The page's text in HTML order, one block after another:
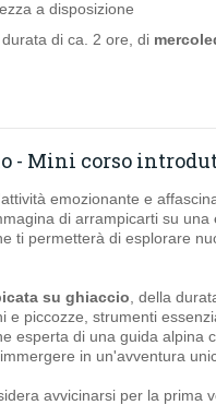
a disposizione
di ca. 2 ore, di
- Mini corso
emozionante e
di arrampicarti su una
ti permetterà di esplorare
su ghiaccio , della
e piccozze, strumenti
esperta di una guida alpina
in un'avventura
avvicinarsi per la prima